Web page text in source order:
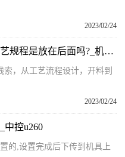
2023/02/24
环球即时：机械加工工艺论文工艺规程是放在后面吗?_机械加工工艺论文
，从工艺流程设计，开料到
2023/02/24
中控u260
的,设置完成后下传到机具上